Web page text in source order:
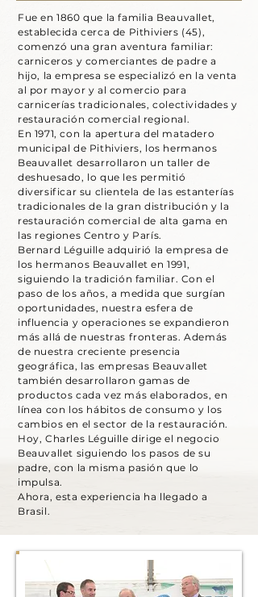
Fue en 1860 que la familia Beauvallet,
establecida cerca de Pithiviers (45),
comenzó una gran aventura familiar:
carniceros y comerciantes de padre a
hijo, la empresa se especializó en la venta
al por mayor y al comercio para
carnicerías tradicionales, colectividades y
restauración comercial regional.
En 1971, con la apertura del matadero
municipal de Pithiviers, los hermanos
Beauvallet desarrollaron un taller de
deshuesado, lo que les permitió
diversificar su clientela de las estanterías
tradicionales de la gran distribución y la
restauración comercial de alta gama en
las regiones Centro y París.
Bernard Léguille adquirió la empresa de
los hermanos Beauvallet en 1991,
siguiendo la tradición familiar. Con el
paso de los años, a medida que surgían
oportunidades, nuestra esfera de
influencia y operaciones se expandieron
más allá de nuestras fronteras. Además
de nuestra creciente presencia
geográfica, las empresas Beauvallet
también desarrollaron gamas de
productos cada vez más elaborados, en
línea con los hábitos de consumo y los
cambios en el sector de la restauración.
Hoy, Charles Léguille dirige el negocio
Beauvallet siguiendo los pasos de su
padre, con la misma pasión que lo
impulsa.
Ahora, esta experiencia ha llegado a
Brasil.